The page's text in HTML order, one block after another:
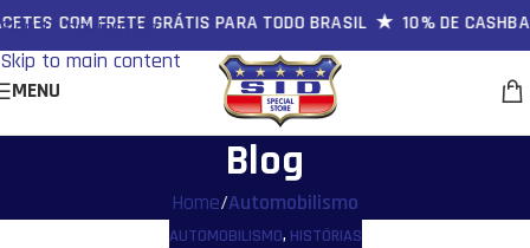
Skip to navigation
Skip to main content
COM FRETE GRÁTIS PARA TODO BRASIL ★ 10% DE
MENU
Blog
Home/Automobilismo
AUTOMOBILISMO, HISTÓRIAS